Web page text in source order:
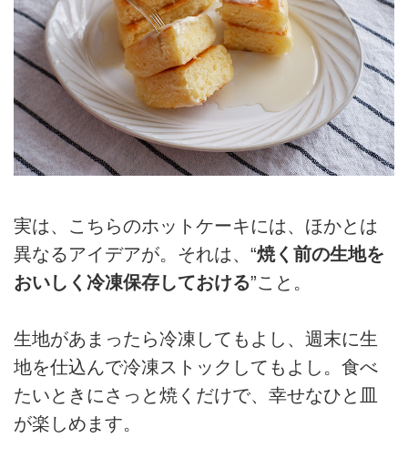
実は、こちらのホットケーキには、ほかとは
異なるアイデアが。それは、“焼く前の生地を
おいしく冷凍保存しておける”こと。
生地があまったら冷凍してもよし、週末に生
地を仕込んで冷凍ストックしてもよし。食べ
たいときにさっと焼くだけで、幸せなひと皿
が楽しめます。